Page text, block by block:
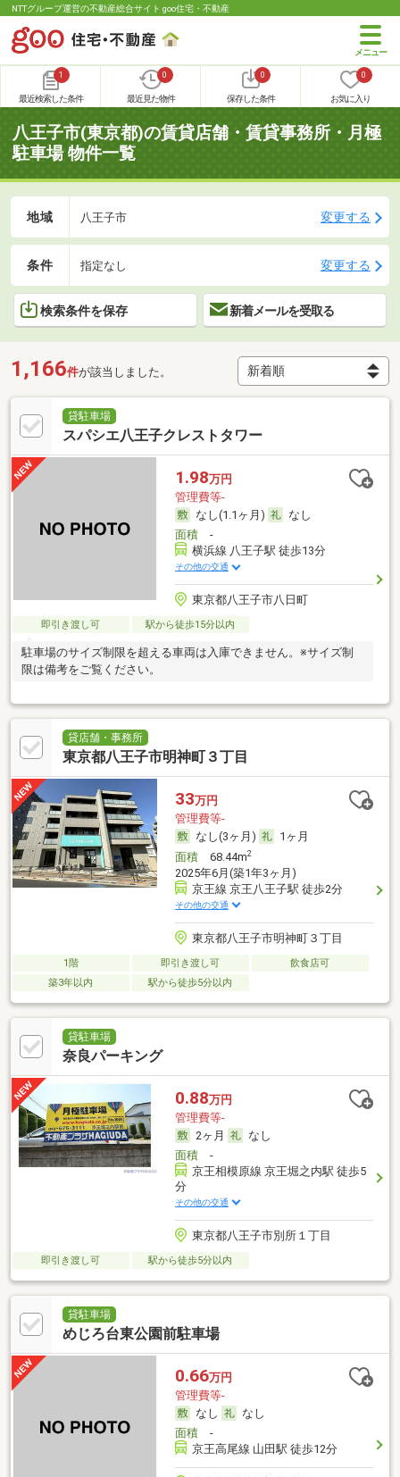
NTTグループ運営の不動産総合サイト goo住宅・不動産
1
最近検索した条件
0
最近見た物件
0
保存した条件
0
お気に入り
八王子市(東京都)の賃貸店舗・賃貸事務所・月極
駐車場 物件一覧
地域 八王子市 変更する
条件 指定なし 変更する
検索条件を保存 新着メールを受取る
1,166件が該当しました。
貸駐車場
スパシエ八王子クレストタワー
1.98万円
管理費等-
なし(1.1ヶ月)
なし
面積-
横浜線 八王子駅 徒歩13分
その他の交通
東京都八王子市八日町
即引き渡し可 駅から徒歩15分以内
駐車場のサイズ制限を超える車両は入庫できません。※サイズ制
限は備考をご覧ください。
貸店舗・事務所
東京都八王子市明神町３丁目
33万円
管理費等-
なし(3ヶ月)
1ヶ月
面積68.44m2
2025年6月(築1年3ヶ月)
京王線 京王八王子駅 徒歩2分
その他の交通
東京都八王子市明神町３丁目
1階 即引き渡し可
飲食店可
築3年以内
駅から徒歩5分以内
貸駐車場
奈良パーキング
0.88万円
管理費等-
2ヶ月
なし
面積-
京王相模原線 京王堀之内駅 徒歩5
分
その他の交通
東京都八王子市別所１丁目
即引き渡し可 駅から徒歩5分以内
貸駐車場
めじろ台東公園前駐車場
0.66万円
管理費等-
なし
なし
面積-
京王高尾線 山田駅 徒歩12分